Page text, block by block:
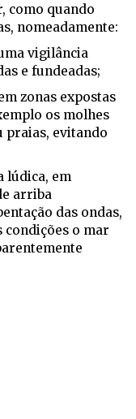
como quando
nomeadamente:
vigilância
e fundeadas;
zonas expostas
os molhes
praias, evitando
lúdica, em
arriba
das ondas,
condições o mar